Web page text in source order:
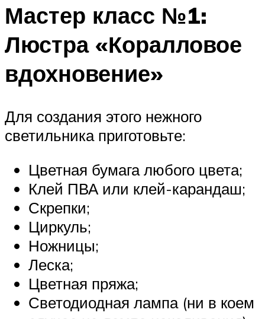
Мастер класс №1:
Люстра «Коралловое
вдохновение»
Для создания этого нежного
светильника приготовьте:
Цветная бумага любого цвета;
Клей ПВА или клей-карандаш;
Скрепки;
Циркуль;
Ножницы;
Леска;
Цветная пряжа;
Светодиодная лампа (ни в коем